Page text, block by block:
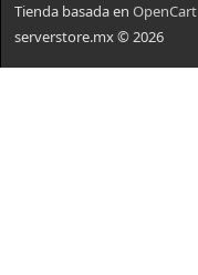
Tienda basada en OpenCart
serverstore.mx © 2026